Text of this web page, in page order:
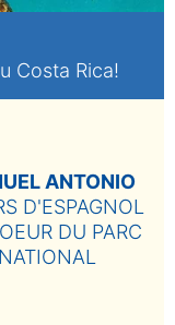
Costa Rica!
ANTONIO
D'ESPAGNOL
DU PARC
NATIONAL